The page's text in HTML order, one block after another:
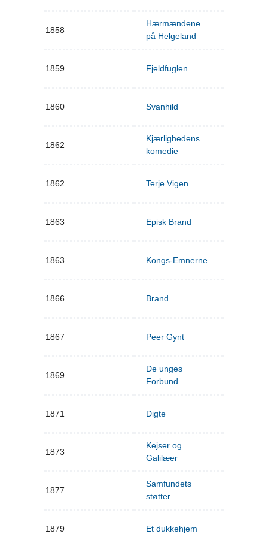
1858
Hærmændene
på Helgeland
1859 Fjeldfuglen
1860 Svanhild
1862
Kjærlighedens
komedie
1862 Terje Vigen
1863 Episk Brand
1863 Kongs-Emnerne
1866 Brand
1867 Peer Gynt
1869
De unges
Forbund
1871 Digte
1873
Kejser og
Galilæer
1877
Samfundets
støtter
1879 Et dukkehjem